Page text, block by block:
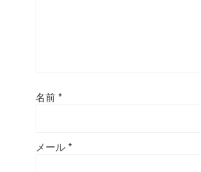
名前 *
メール *